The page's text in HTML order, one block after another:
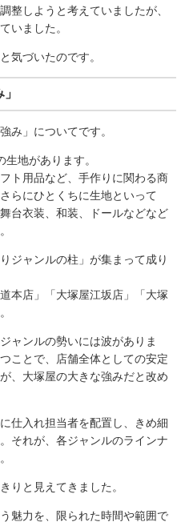
整しようと考えていましたが、
いました。
気づいたのです。
み」についてです。
地があります。
ト用品など、手作りに関わる商
らにひとくちに生地といって
台衣装、和装、ドールなどなど
ジャンルの柱」が集まって成り
本店」「大塚屋江坂店」「大塚
ャンルの勢いには波がありま
ことで、店舗全体としての安定
、大塚屋の大きな強みだと改め
仕入れ担当者を配置し、きめ細
それが、各ジャンルのラインナ
りと見えてきました。
魅力を、限られた時間や範囲で